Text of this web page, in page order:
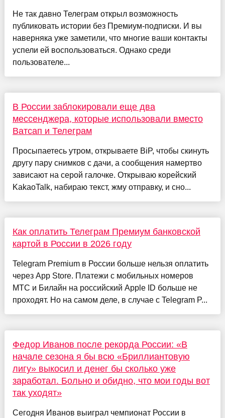
Не так давно Телеграм открыл возможность
публиковать истории без Премиум-подписки. И вы
наверняка уже заметили, что многие ваши контакты
успели ей воспользоваться. Однако среди
пользователе...
В России заблокировали еще два
мессенджера, которые использовали вместо
Ватсап и Телеграм
Просыпаетесь утром, открываете BiP, чтобы скинуть
другу пару снимков с дачи, а сообщения намертво
зависают на серой галочке. Открываю корейский
KakaoTalk, набираю текст, жму отправку, и сно...
Как оплатить Телеграм Премиум банковской
картой в России в 2026 году
Telegram Premium в России больше нельзя оплатить
через App Store. Платежи с мобильных номеров
МТС и Билайн на российский Apple ID больше не
проходят. Но на самом деле, в случае с Telegram P...
Федор Иванов после рекорда России: «В
начале сезона я бы всю «Бриллиантовую
лигу» выкосил и денег бы сколько уже
заработал. Больно и обидно, что мои годы вот
так уходят»
Сегодня Иванов выиграл чемпионат России в